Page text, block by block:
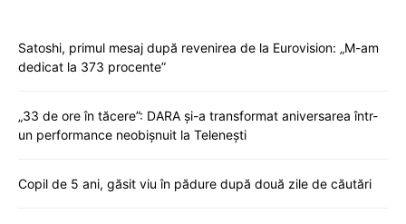
Satoshi, primul mesaj după revenirea de la Eurovision: „M-am
dedicat la 373 procente”
„33 de ore în tăcere”: DARA și-a transformat aniversarea într-
un performance neobișnuit la Telenești
Copil de 5 ani, găsit viu în pădure după două zile de căutări